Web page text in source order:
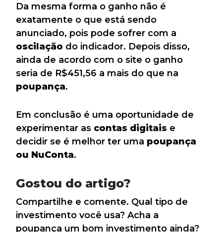
Da mesma forma o ganho não é
exatamente o que está sendo
anunciado, pois pode sofrer com a
oscilação do indicador. Depois disso,
ainda de acordo com o site o ganho
seria de R$451,56 a mais do que na
poupança.
Em conclusão é uma oportunidade de
experimentar as contas digitais e
decidir se é melhor ter uma poupança
ou NuConta.
Gostou do artigo?
Compartilhe e comente. Qual tipo de
investimento você usa? Acha a
poupança um bom investimento ainda?